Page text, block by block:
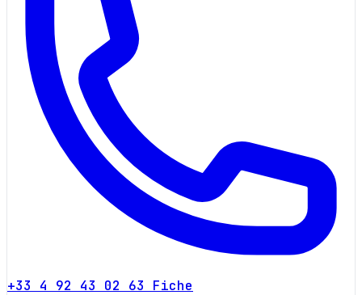
+33 4 92 43 02 63 Fiche